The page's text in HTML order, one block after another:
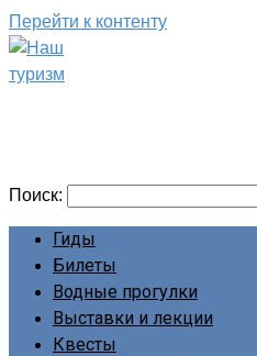
Перейти к контенту
Поиск:
Гиды
Билеты
Водные прогулки
Выставки и лекции
Квесты